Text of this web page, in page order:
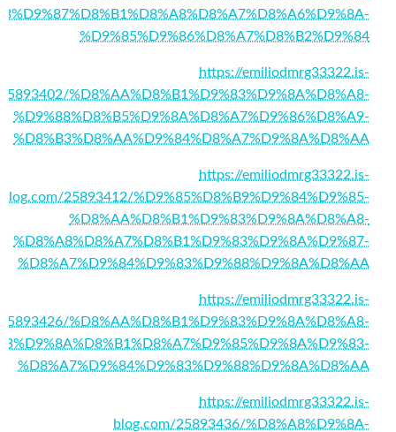
%D9%85%D9%86%D8%A7%D8%B2%D9%84
https://emiliodmrg33322.is-
%D8%AA%D8%B1%D9%83%D9%8A%D8%A8-
%D9%88%D8%B5%D9%8A%D8%A7%D9%86%D8%A9-
%D8%B3%D8%AA%D9%84%D8%A7%D9%8A%D8%AA
https://emiliodmrg33322.is-
blog.com/25893412/%D9%85%D8%B9%D9%84%D9%85-
%D8%AA%D8%B1%D9%83%D9%8A%D8%A8-
%D8%A8%D8%A7%D8%B1%D9%83%D9%8A%D9%87-
%D8%A7%D9%84%D9%83%D9%88%D9%8A%D8%AA
https://emiliodmrg33322.is-
%D8%AA%D8%B1%D9%83%D9%8A%D8%A8-
%D8%A7%D9%84%D9%83%D9%88%D9%8A%D8%AA
https://emiliodmrg33322.is-
blog.com/25893436/%D8%A8%D9%8A-